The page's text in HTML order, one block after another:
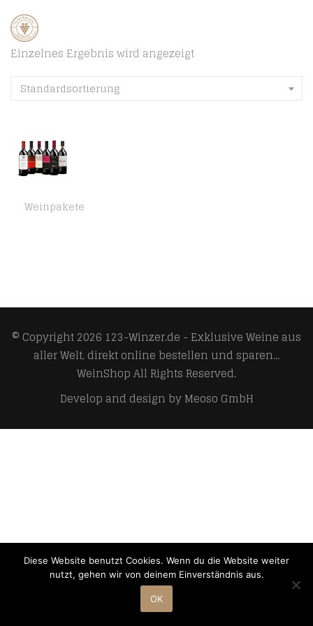
Einzelnes Ergebnis wird angezeigt
Standardsortierung
Weinpakete
© Copyright 2026 123-Winzer.de - Exklusive Weine aus
aller Welt, direkt online bestellen und sparen...
WeinShopAll Rights Reserved.
Develop and design byMeoso GmbH
Diese Website benutzt Cookies. Wenn du die Website weiter
nutzt, gehen wir von deinem Einverständnis aus.
OK